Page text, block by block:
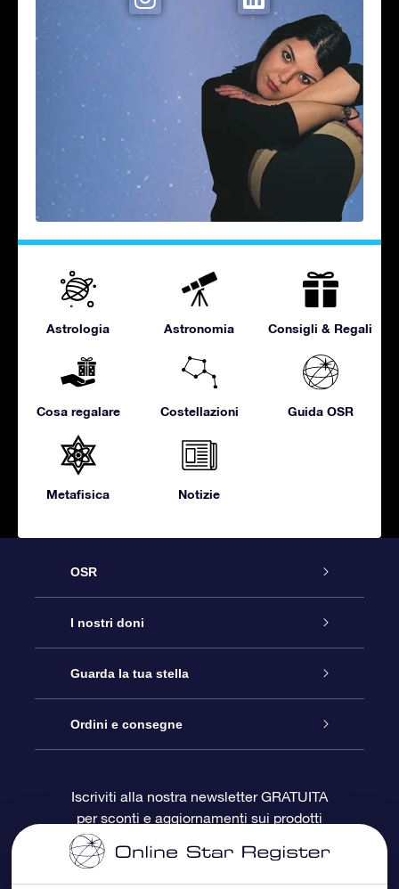
Astrologia Astronomia Consigli & Regali
Cosa regalare Costellazioni Guida OSR
Metafisica Notizie
OSR
Assistenza
Contattaci
Blog
OSR Recensioni
I nostri doni
Online Star Gift
Pacchetto regalo OSR
Gift Card OSR
Doni aziendali
Guarda la tua stella
Registro stellare
Star Page personalizzata
One Million Stars
Ordini e consegne
Informazioni di Pagamento
Iscriviti alla nostra newsletter GRATUITA
per sconti e aggiornamenti sui prodotti